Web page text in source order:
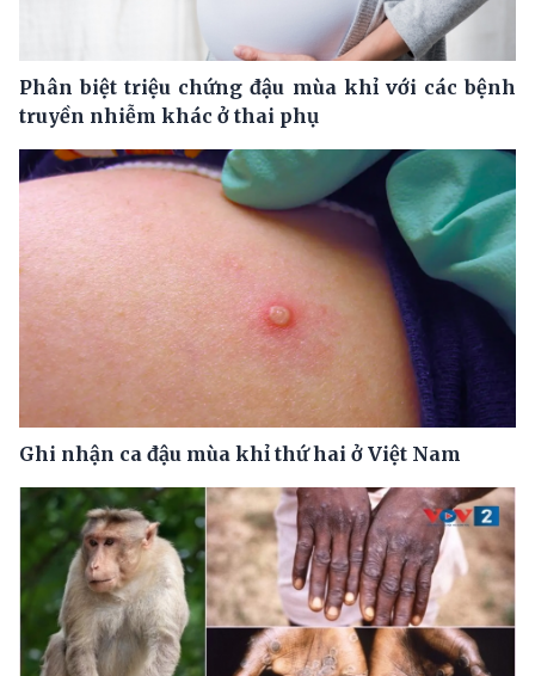
Phân biệt triệu chứng đậu mùa khỉ với các bệnh
truyền nhiễm khác ở thai phụ
Ghi nhận ca đậu mùa khỉ thứ hai ở Việt Nam